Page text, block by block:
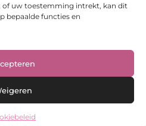
of uw toestemming intrekt, kan dit
bepaalde functies en
All Right Reserved.